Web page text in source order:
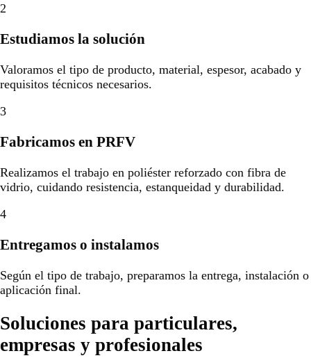
2
Estudiamos la solución
Valoramos el tipo de producto, material, espesor, acabado y
requisitos técnicos necesarios.
3
Fabricamos en PRFV
Realizamos el trabajo en poliéster reforzado con fibra de
vidrio, cuidando resistencia, estanqueidad y durabilidad.
4
Entregamos o instalamos
Según el tipo de trabajo, preparamos la entrega, instalación o
aplicación final.
Soluciones para particulares,
empresas y profesionales